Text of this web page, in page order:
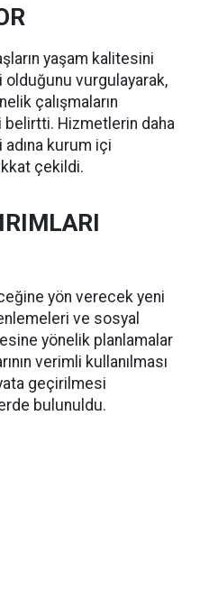
yaşam kalitesini
olduğunu vurgulayarak,
çalışmaların
Hizmetlerin daha
kurum içi
çekildi.
yön verecek yeni
ve sosyal
yönelik planlamalar
verimli kullanılması
geçirilmesi
bulunuldu.